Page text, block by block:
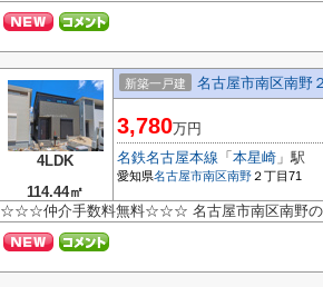
4LDK
114.44㎡
新築一戸建 名古屋市南区南野
3,780万円
名鉄名古屋本線 「 本星崎 」駅
愛知県名古屋市南区南野 ２丁目71
☆☆☆仲介手数料無料☆☆☆ 名古屋市南区南野の